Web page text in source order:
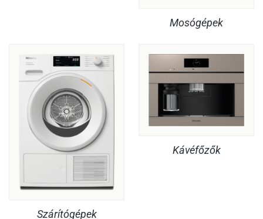
Mosógépek
Szárítógépek
Kávéfőzők